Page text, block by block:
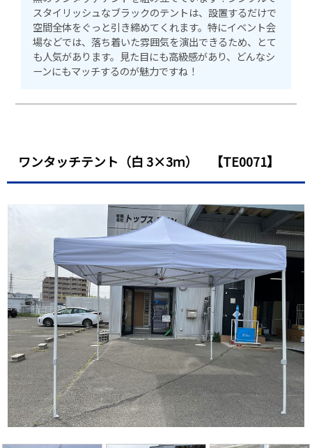
スタイリッシュなブラックのテントは、設置するだけで
空間全体をぐっと引き締めてくれます。特にイベント会
場などでは、落ち着いた雰囲気を演出できるため、とて
も人気があります。見た目にも高級感があり、どんなシ
ーンにもマッチするのが魅力ですね！
ワンタッチテント（白 3×3ｍ） 【TE0071】